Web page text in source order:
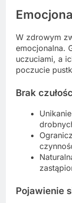
W zdrowym
emocjonalna.
uczuciami, a
poczucie
Brak
Pojawienie